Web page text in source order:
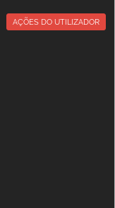
AÇÕES DO UTILIZADOR